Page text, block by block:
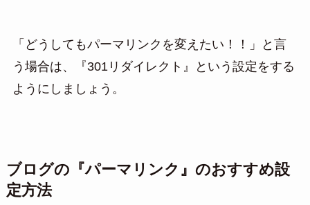
「どうしてもパーマリンクを変えたい！！」と言
う場合は、『301リダイレクト』という設定をする
ようにしましょう。
ブログの『パーマリンク』のおすすめ設
定方法